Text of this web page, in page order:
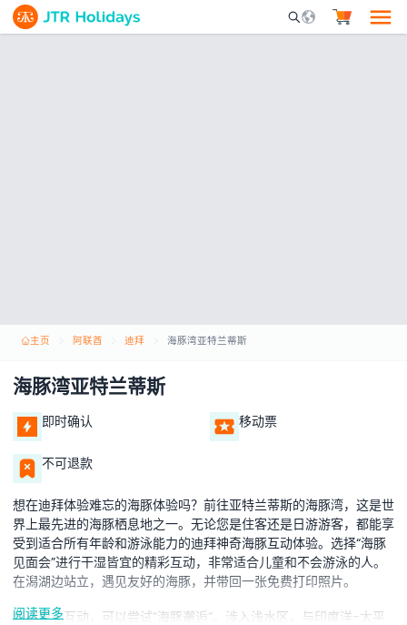
Mobile Search
主页 阿联酋 迪拜 海豚湾亚特兰蒂斯
海豚湾亚特兰蒂斯
即时确认 移动票
不可退款
想在迪拜体验难忘的海豚体验吗？前往亚特兰蒂斯的海豚湾，这是世
界上最先进的海豚栖息地之一。无论您是住客还是日游游客，都能享
受到适合所有年龄和游泳能力的迪拜神奇海豚互动体验。选择“海豚
见面会”进行干湿皆宜的精彩互动，非常适合儿童和不会游泳的人。
在潟湖边站立，遇见友好的海豚，并带回一张免费打印照片。
想要更多互动，可以尝试“海豚邂逅”。涉入浅水区，与印度洋-太平
阅读更多